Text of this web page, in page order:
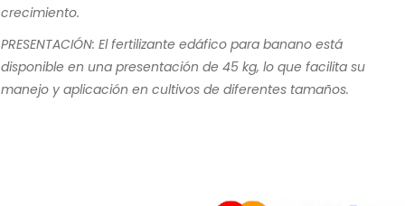
crecimiento.
PRESENTACIÓN: El fertilizante edáfico para banano está
disponible en una presentación de 45 kg, lo que facilita su
manejo y aplicación en cultivos de diferentes tamaños.